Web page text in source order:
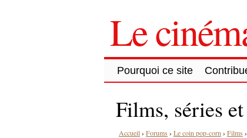
Le
Pourquoi ce site
Films, séries
Accueil› Forums › Le coin pop-corn › Films ›